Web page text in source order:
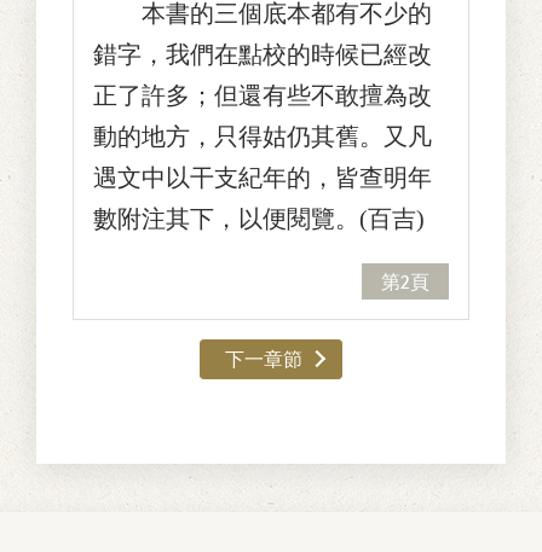
本書的三個底本都有不少的
錯字，我們在點校的時候已經改
正了許多；但還有些不敢擅為改
動的地方，只得姑仍其舊。又凡
遇文中以干支紀年的，皆查明年
數附注其下，以便閱覽。(百吉)
第2頁
下一章節